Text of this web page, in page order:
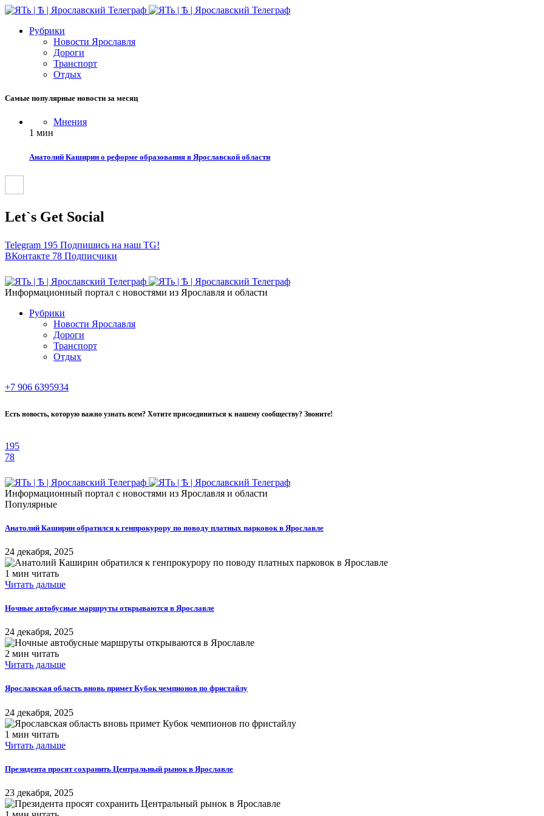
Рубрики
Новости Ярославля
Дороги
Транспорт
Отдых
Самые популярные новости за месяц
Мнения
1 мин
Анатолий Каширин о реформе образования в Ярославской области
Let`s Get Social
Telegram 195 Подпишись на наш TG!
ВКонтакте 78 Подписчики
Информационный портал с новостями из Ярославля и области
Рубрики
Новости Ярославля
Дороги
Транспорт
Отдых
+7 906 6395934
Есть новость, которую важно узнать всем? Хотите присоединиться к нашему сообществу? Звоните!
195
78
Информационный портал с новостями из Ярославля и области
Популярные
Анатолий Каширин обратился к генпрокурору по поводу платных парковок в Ярославле
24 декабря, 2025
1 мин читать
Читать дальше
​Ночные автобусные маршруты открываются в Ярославле
24 декабря, 2025
2 мин читать
Читать дальше
Ярославская область вновь примет Кубок чемпионов по фристайлу
24 декабря, 2025
1 мин читать
Читать дальше
Президента просят сохранить Центральный рынок в Ярославле
23 декабря, 2025